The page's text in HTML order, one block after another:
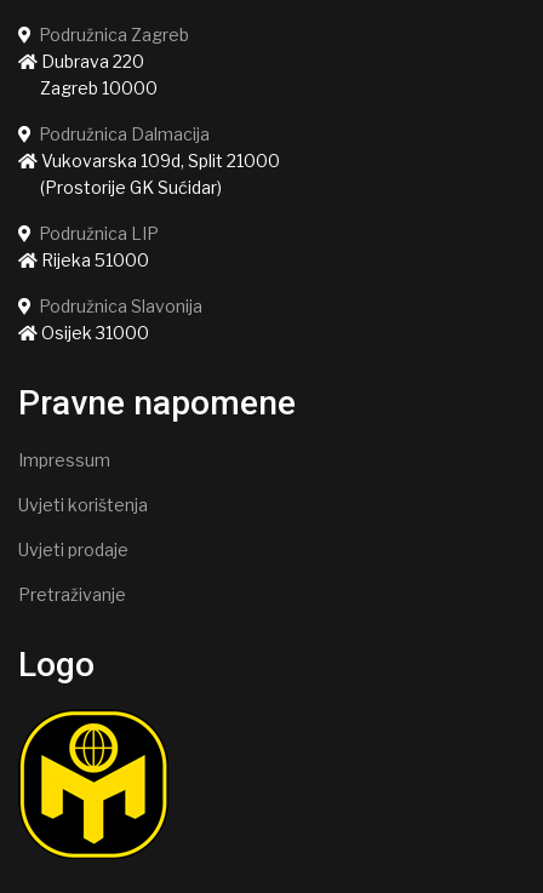
Podružnica Zagreb
Dubrava 220
Zagreb 10000
Podružnica Dalmacija
Vukovarska 109d, Split 21000
(Prostorije GK Sućidar)
Podružnica LIP
Rijeka 51000
Podružnica Slavonija
Osijek 31000
Pravne napomene
Impressum
Uvjeti korištenja
Uvjeti prodaje
Pretraživanje
Logo